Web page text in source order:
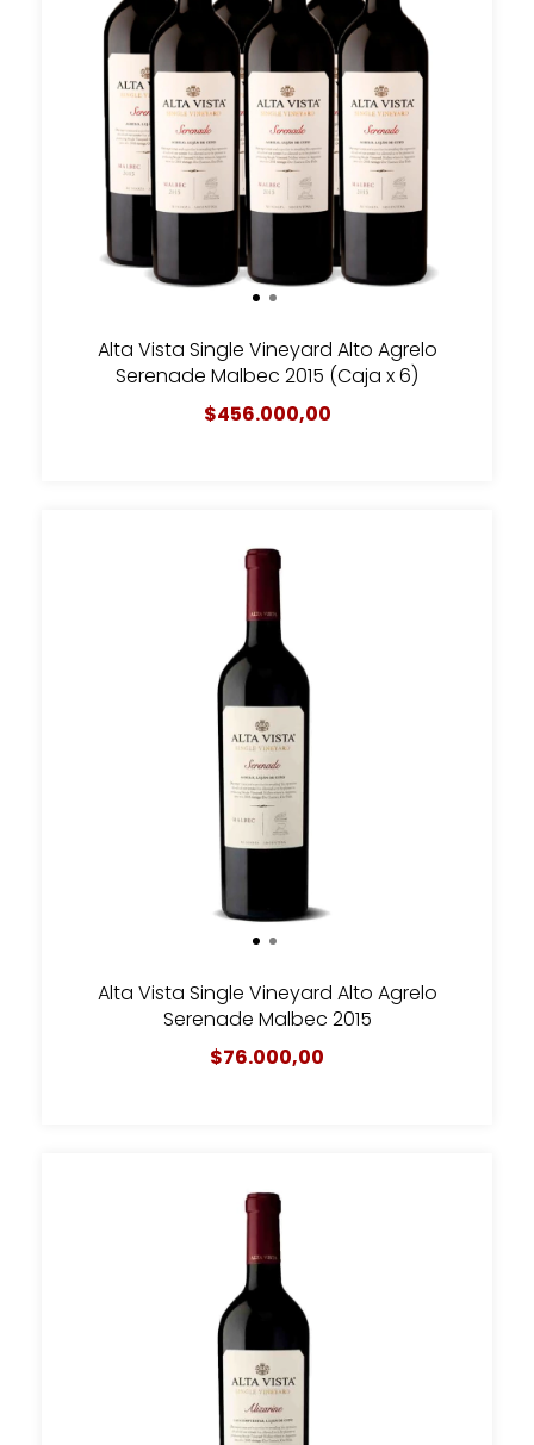
Alta Vista Single Vineyard Alto Agrelo
Serenade Malbec 2015 (Caja x 6)
$456.000,00
Alta Vista Single Vineyard Alto Agrelo
Serenade Malbec 2015
$76.000,00